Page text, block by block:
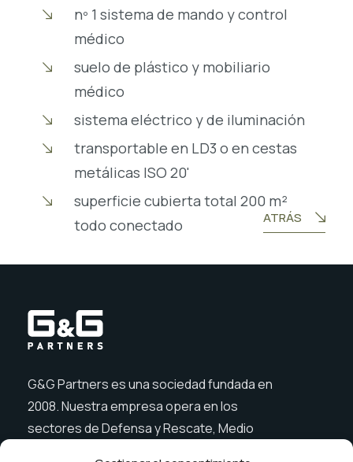
nº 1 sistema de mando y control
médico
suelo de plástico y mobiliario
médico
sistema eléctrico y de iluminación
transportable en LD3 o en cestas
metálicas ISO 20'
superficie cubierta total 200 m²
todo conectado
ATRÁS
G&G Partners es una sociedad fundada en
2008. Nuestra empresa opera en los
sectores de Defensa y Rescate, Medio